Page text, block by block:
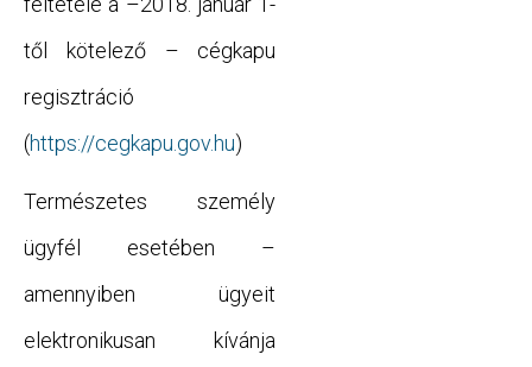
től kötelező – cégkapu
regisztráció
(https://cegkapu.gov.hu)
Természetes személy
ügyfél esetében –
amennyiben ügyeit
elektronikusan kívánja